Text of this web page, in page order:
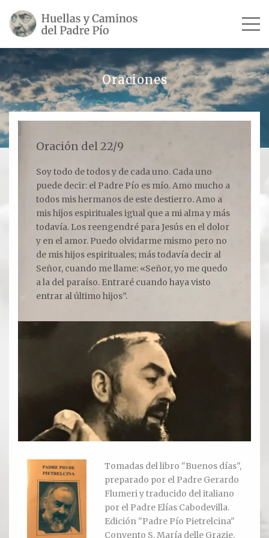
SU VIDA
Escultores
Revista «La Voz del Padre Pío»
Contar mi testimonio
LUGARES
Ver todos
Compartir un lugar
Relación con Flia. Damiani
Galería y testimonios
Reliquias
ORACIONES
Oraciones
Oraciones
Oración del 22/9
Soy todo de todos y de cada uno. Cada uno
puede decir: el Padre Pío es mío. Amo mucho a
todos mis hermanos de este destierro. Amo a
mis hijos espirituales igual que a mi alma y más
todavía. Los reengendré para Jesús en el dolor
y en el amor. Puedo olvidarme mismo pero no
de mis hijos espirituales; más todavía decir al
Señor, cuando me llame: «Señor, yo me quedo
a la del paraíso. Entraré cuando haya visto
entrar al último hijos”.
Tomadas del libro "Buenos días",
preparado por el Padre Gerardo
Flumeri y traducido del italiano
por el Padre Elías Cabodevilla.
Edición "Padre Pío Pietrelcina"
Convento S. María delle Grazie.